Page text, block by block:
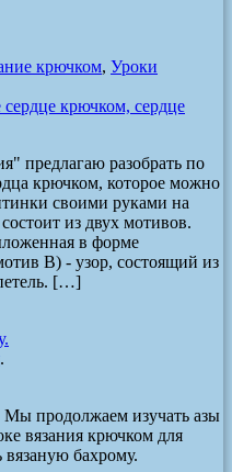
крючком, Уроки
предлагаю разобрать по
крючком, которое можно
своими руками на
из двух мотивов.
в форме
B) - узор, состоящий из
[…]
.
Мы продолжаем изучать азы
вязания крючком для
бахрому.